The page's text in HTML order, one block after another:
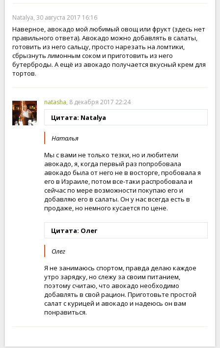
Natalya, 30 августа 2017 16:16
Наверное, авокадо мой любимый овощ или фрукт (здесь нет
правильного ответа). Авокадо можно добавлять в салаты,
готовить из него сальцу, просто нарезать на ломтики,
сбрызнуть лимонным соком и приготовить из него
бутерброды. А ещё из авокадо получается вкусный крем для
тортов.
natasha, 8 декабря 2017 22:24
Цитата: Natalya
Наталья
Мы с вами не только тезки, но и любители
авокадо, я, когда первый раз попробовала
авокадо была от него не в восторге, пробовала я
его в Израиле, потом все-таки распробовала и
сейчас по мере возможности покупаю его и
добавляю его в салаты. Он у нас всегда есть в
продаже, но немного кусается по цене.
Цитата: Олег
Олег
Я не занимаюсь спортом, правда делаю каждое
утро зарядку, но слежу за своим питанием,
поэтому считаю, что авокадо необходимо
добавлять в свой рацион. Приготовьте простой
салат с курицей и авокадо и надеюсь он вам
понравиться.